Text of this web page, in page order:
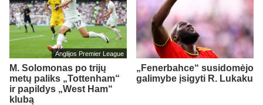
Anglijos Premier League
M. Solomonas po trijų
metų paliks „Tottenham“
ir papildys „West Ham“
klubą
„Fenerbahce“ susidomėjo
galimybe įsigyti R. Lukaku